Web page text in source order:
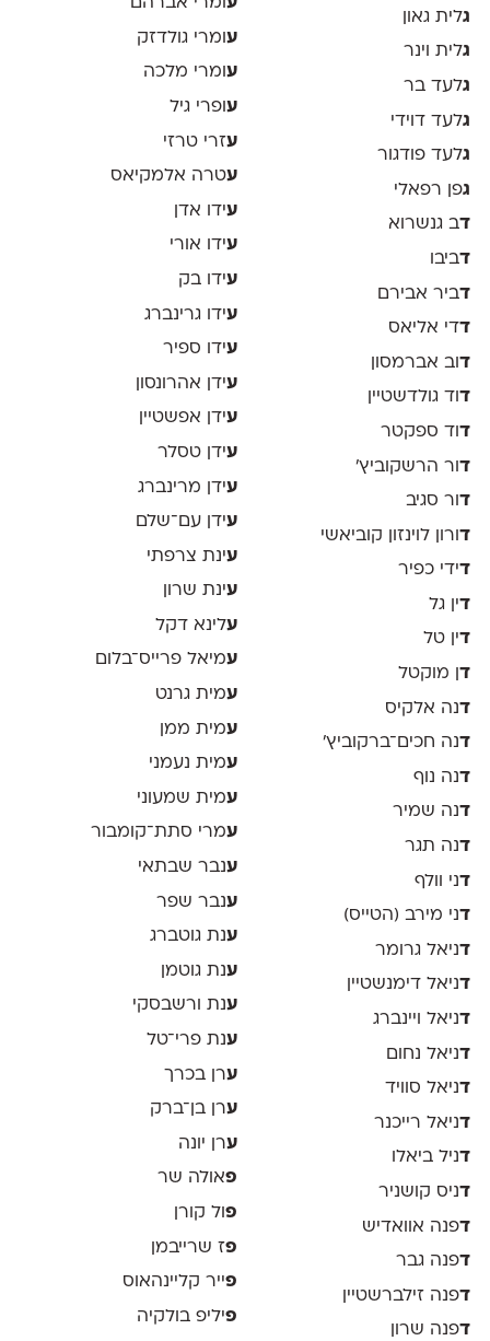
גלית גאון
גלית וינר
גלעד בר
גלעד דוידי
גלעד פודגור
גפן רפאלי
דב גנשרוא
דביבו
דביר אבירם
דדי אליאס
דוב אברמסון
דוד גולדשטיין
דוד ספקטר
דור הרשקוביץ׳
דור סגיב
דורון לוינזון קוביאשי
דידי כפיר
דין גל
דין טל
דן מוקטל
דנה אלקיס
דנה חכים־ברקוביץ׳
דנה נוף
דנה שמיר
דנה תגר
דני וולף
דני מירב (הטייס)
דניאל גרומר
דניאל דימנשטיין
דניאל ויינברג
דניאל נחום
דניאל סוויד
דניאל רייכנר
דניל ביאלו
דניס קושניר
דפנה אוואדיש
דפנה גבר
דפנה זילברשטיין
דפנה שרון
עומרי אברהם
ע ומרי גולדזק
עומרי מלכה
ע ופרי גיל
עזרי טרזי
עטרה אלמקיאס
עידו אדן
עידו אורי
עידו בק
עידו גרינברג
עידו ספיר
עידן אהרונסון
עידן אפשטיין
עידן טסלר
עידן מרינברג
עידן עם־שלם
עינת צרפתי
עינת שרון
עלינא דקל
עמיאל פרייס־בלום
עמית גרנט
עמית ממן
עמית נעמני
עמית שמעוני
עמרי סתת־קומבור
ענבר שבתאי
ענבר שפר
ענת גוטברג
ענת גוטמן
ענת ורשבסקי
ענת פרי־טל
ערן בכרך
ערן בן־ברק
ערן יונה
פאולה שר
פ ול קורן
פז שרייבמן
פייר קליינהאוס
פיליפ בולקיה